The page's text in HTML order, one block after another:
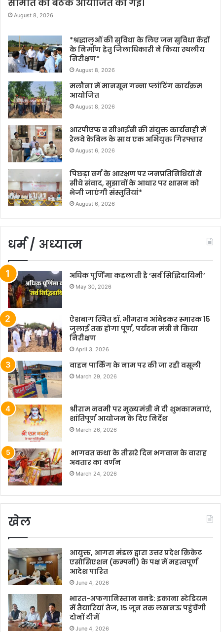
समिति की बैठक आयोजित की गई।
August 8, 2026
*श्रद्धालुओं की सुविधा के लिए जन सुविधा केंद्रों
के निर्माण हेतु जिलाधिकारी ने किया स्थलीय
निरीक्षण*
August 8, 2026
मलौना में मानसून गन्ना प्लांटिंग कार्यक्रम
आयोजित
August 8, 2026
आरपीएफ व सीआईबी की संयुक्त कार्यवाही में
रेलवे केबिल के साथ एक अभियुक्त गिरफ्तार
August 6, 2026
पिछड़ा वर्ग के आरक्षण पर जनप्रतिनिधियों से
सीधे संवाद, सुझावों के आधार पर शासन को
भेजी जाएंगी संस्तुतियां*
August 6, 2026
धर्म / अध्यात्म
अधिक पूर्णिमा कहलाती है ‘सर्व सिद्धिदायिनी’
May 30, 2026
ऐशबाग स्थित डॉ. भीमराव आंबेडकर स्मारक 15
जुलाई तक होगा पूर्ण, पर्यटन मंत्री ने किया
निरीक्षण
April 3, 2026
वाहन पार्किंग के नाम पर की जा रही वसूली
March 29, 2026
श्रीराम नवमी पर मुख्यमंत्री ने दी शुभकामनाएं,
शांतिपूर्ण आयोजन के दिए निर्देश
March 26, 2026
भागवत कथा के तीसरे दिन भगवान के वाराह
अवतार का वर्णन
March 24, 2026
खेल
आयुक्त, आगरा मंडल द्वारा उत्तर प्रदेश क्रिकेट
एसोसिएशन (कम्पनी) के पक्ष में महत्वपूर्ण
आदेश पारित
June 4, 2026
भारत-अफगानिस्तान वनडे: इकाना स्टेडियम
में तैयारियां तेज, 15 जून तक लखनऊ पहुंचेंगी
दोनों टीमें
June 4, 2026